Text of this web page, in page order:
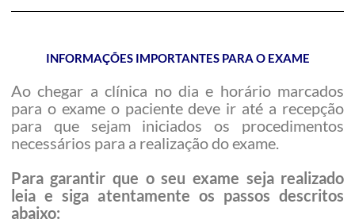
INFORMAÇÕES IMPORTANTES PARA O EXAME
Ao chegar a clínica no dia e horário marcados
para o exame o paciente deve ir até a recepção
para que sejam iniciados os procedimentos
necessários para a realização do exame.
Para garantir que o seu exame seja realizado
leia e siga atentamente os passos descritos
abaixo: